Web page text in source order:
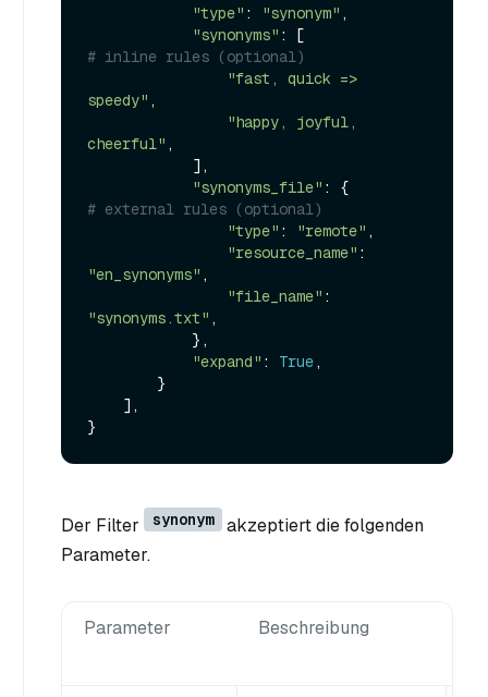
"type" : "synonym" ,
"synonyms"
# inline rules (optional)
"fast, quick =>
speedy" ,
"happy, joyful,
cheerful" ,
"synonyms_file"
# external rules (optional)
"type" : "remote" ,
"resource_name"
"en_synonyms" ,
"file_name"
"synonyms.txt" ,
"expand" : True,
Der Filter synonym
akzeptiert die folgenden
Parameter.
Parameter Beschreibung